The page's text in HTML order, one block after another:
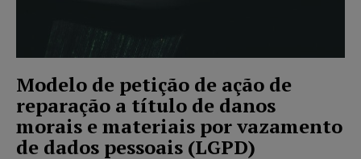
Modelo de petição de ação de
reparação a título de danos
morais e materiais por vazamento
de dados pessoais (LGPD)